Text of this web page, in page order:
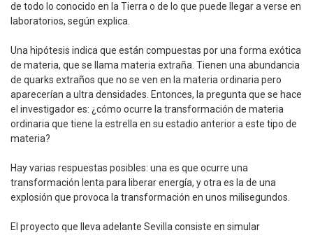
de todo lo conocido en la Tierra o de lo que puede llegar a verse en
laboratorios, según explica.
Una hipótesis indica que están compuestas por una forma exótica
de materia, que se llama materia extraña. Tienen una abundancia
de quarks extraños que no se ven en la materia ordinaria pero
aparecerían a ultra densidades. Entonces, la pregunta que se hace
el investigador es: ¿cómo ocurre la transformación de materia
ordinaria que tiene la estrella en su estadio anterior a este tipo de
materia?
Hay varias respuestas posibles: una es que ocurre una
transformación lenta para liberar energía, y otra es la de una
explosión que provoca la transformación en unos milisegundos.
El proyecto que lleva adelante Sevilla consiste en simular